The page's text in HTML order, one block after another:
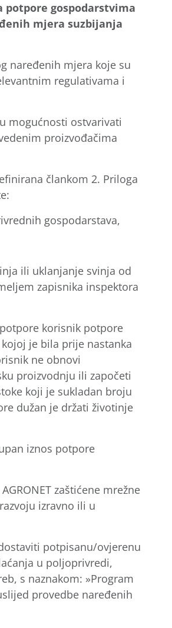
gospodarstvima
mjera suzbijanja
naređenih mjera koje su
regulativama i
mogućnosti ostvarivati
proizvođačima
člankom 2. Priloga
gospodarstava,
ili uklanjanje svinja od
zapisnika inspektora
korisnik potpore
je bila prije nastanka
ne obnovi
proizvodnju ili započeti
koji je sukladan broju
dužan je držati životinje
iznos potpore
zaštićene mrežne
izravno ili u
potpisanu/ovjerenu
u poljoprivredi,
s naznakom: »Program
provedbe naređenih